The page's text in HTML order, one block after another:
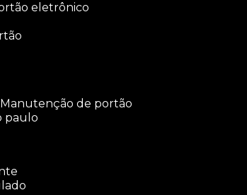
eletrônico
manutenção de portão
paulo